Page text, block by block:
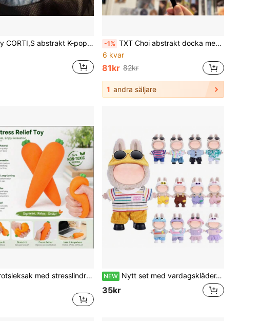
30 cm ny CORTI,S abstrakt K-pop pojke konstnärlig docka - Yan Chengxuan, Jin Zhuxun, fullt ledad poserbar figur, dekorativt hantverk, lämplig för fest, födelsedagspresent och presenter
-1% TXT Choi abstrakt docka med avtagbara lemmar och skelettram, rörlig intressant figur, present till fläkten, födelsedagspresent, julklapp
6 kvar
81kr 82kr
1 andra säljare
1 st. morotsleksak med stresslindrande effekt - långsamt stigande morotsboll, realistisk grönsaksleksak med stresslindrande effekt, lämplig för vuxna, bärbart verktyg för ångestlindrande effekt och söt skrivbordsdekor, extra mjuk och squishy
NEW Nytt set med vardagskläder, inkluderar t-shirt, skjorta, tyllkjol, prinsessklänning, overall, kompatibel med 17 cm FORLABUBU-dockor (docka och skor ingår ej)
35kr